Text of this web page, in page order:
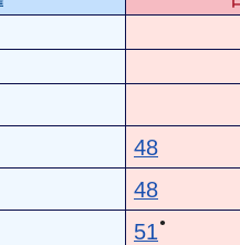
48
48
51 ●